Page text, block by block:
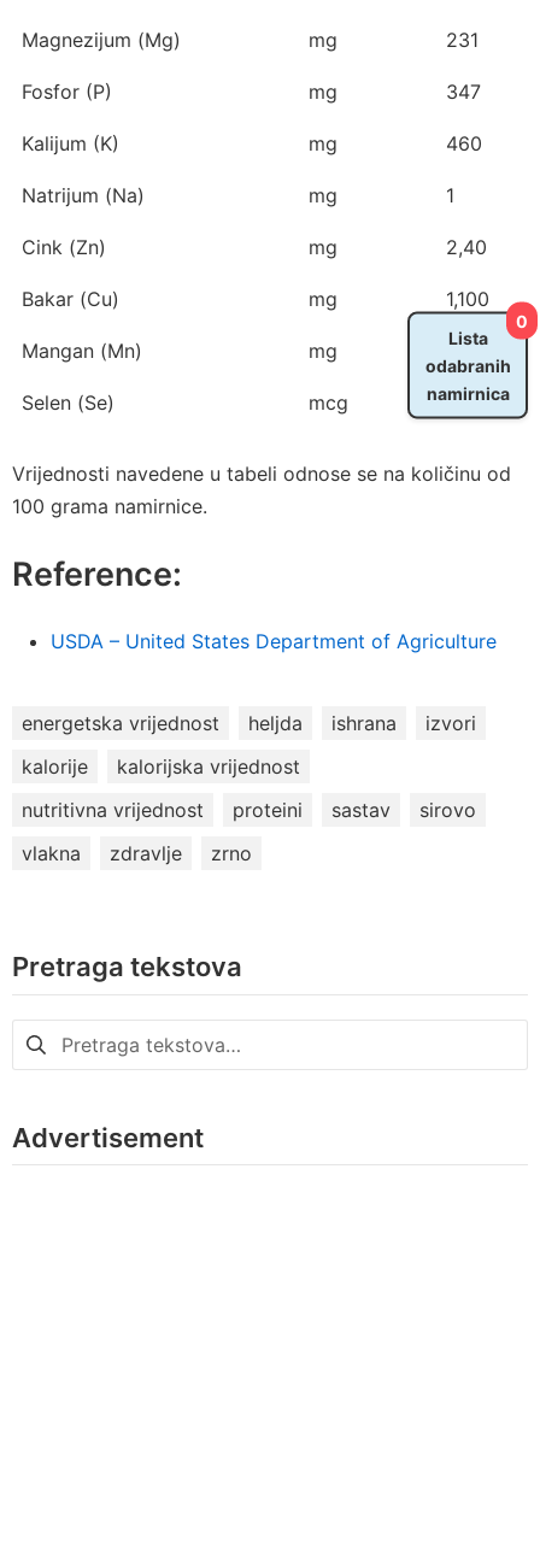
Magnezijum (Mg) mg 231
Fosfor (P) mg 347
Kalijum (K) mg 460
Natrijum (Na) mg 1
Cink (Zn) mg 2,40
Bakar (Cu) mg 1,100
Mangan (Mn) mg 1,300
Selen (Se) mcg 8,3
Vrijednosti navedene u tabeli odnose se na količinu od
100 grama namirnice.
Reference:
USDA – United States Department of Agriculture
energetska vrijednost heljda ishrana
izvori
kalorije
kalorijska vrijednost
nutritivna vrijednost
proteini sastav
sirovo
vlakna
zdravlje zrno
Pretraga tekstova
Pretraga
za:
Advertisement
0
Lista
odabranih
namirnica